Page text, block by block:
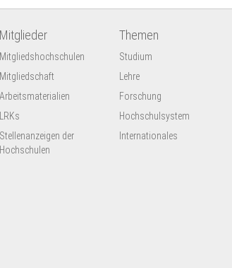
Mitglieder
Mitgliedshochschulen
Mitgliedschaft
Arbeitsmaterialien
LRKs
Stellenanzeigen der
Hochschulen
Themen
Studium
Lehre
Forschung
Hochschulsystem
Internationales